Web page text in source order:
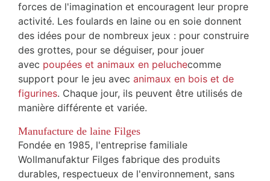
forces de l'imagination et encouragent leur propre
activité. Les foulards en laine ou en soie donnent
des idées pour de nombreux jeux : pour construire
des grottes, pour se déguiser, pour jouer
avec poupées et animaux en peluchecomme
support pour le jeu avec animaux en bois et de
figurines. Chaque jour, ils peuvent être utilisés de
manière différente et variée.
Manufacture de laine Filges
Fondée en 1985, l'entreprise familiale
Wollmanufaktur Filges fabrique des produits
durables, respectueux de l'environnement, sans